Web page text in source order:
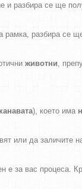
разбира се ще
разбира се ще
животни,
канавата), което има
или да заличите
е за вас процеса.